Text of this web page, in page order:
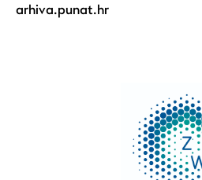
arhiva.punat.hr